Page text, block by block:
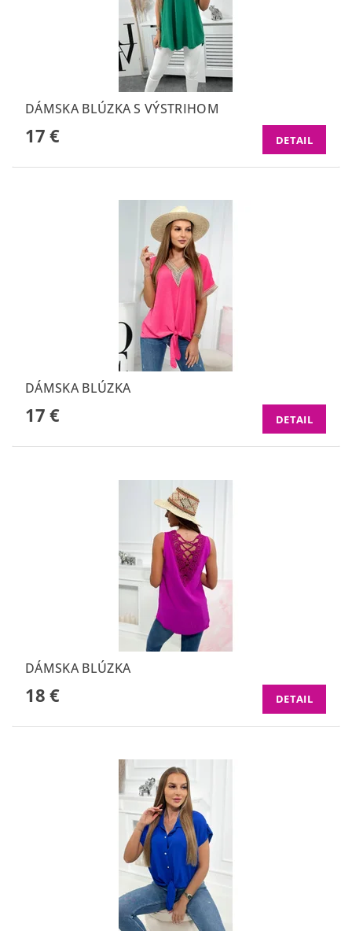
DÁMSKA BLÚZKA S VÝSTRIHOM
17 € DETAIL
DÁMSKA BLÚZKA
17 € DETAIL
DÁMSKA BLÚZKA
18 € DETAIL